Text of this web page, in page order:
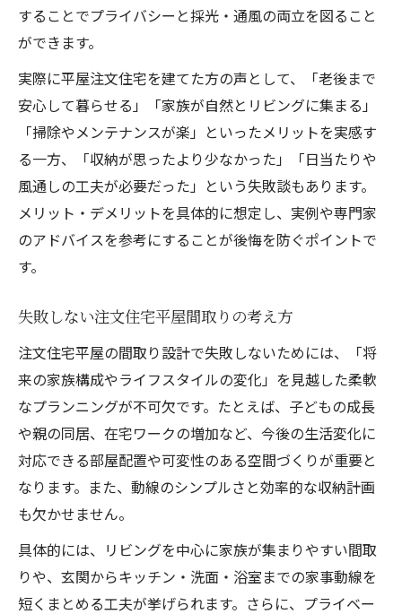
注文住宅平屋でおしゃれとコストの両立術
コミコミ価格で安心の注文住宅平屋づくり
ローコスト注文住宅平屋の注意点と対策
することでプライバシーと採光・通風の両立を図ること
ができます。
実際に平屋注文住宅を建てた方の声として、「老後まで
安心して暮らせる」「家族が自然とリビングに集まる」
「掃除やメンテナンスが楽」といったメリットを実感す
る一方、「収納が思ったより少なかった」「日当たりや
風通しの工夫が必要だった」という失敗談もあります。
メリット・デメリットを具体的に想定し、実例や専門家
のアドバイスを参考にすることが後悔を防ぐポイントで
す。
失敗しない注文住宅平屋間取りの考え方
注文住宅平屋の間取り設計で失敗しないためには、「将
来の家族構成やライフスタイルの変化」を見越した柔軟
なプランニングが不可欠です。たとえば、子どもの成長
や親の同居、在宅ワークの増加など、今後の生活変化に
対応できる部屋配置や可変性のある空間づくりが重要と
なります。また、動線のシンプルさと効率的な収納計画
も欠かせません。
具体的には、リビングを中心に家族が集まりやすい間取
りや、玄関からキッチン・洗面・浴室までの家事動線を
短くまとめる工夫が挙げられます。さらに、プライベー